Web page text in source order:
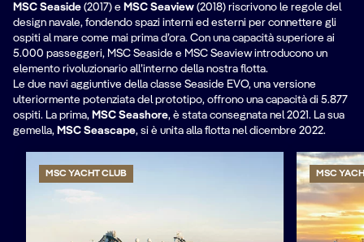
MSC Seaside (2017) e MSC Seaview (2018) riscrivono le regole del
design navale, fondendo spazi interni ed esterni per connettere gli
ospiti al mare come mai prima d’ora. Con una capacità superiore ai
5.000 passeggeri, MSC Seaside e MSC Seaview introducono un
elemento rivoluzionario all’interno della nostra flotta.
Le due navi aggiuntive della classe Seaside EVO, una versione
ulteriormente potenziata del prototipo, offrono una capacità di 5.877
ospiti. La prima, MSC Seashore, è stata consegnata nel 2021. La sua
gemella, MSC Seascape, si è unita alla flotta nel dicembre 2022.
MSC YACHT CLUB MSC